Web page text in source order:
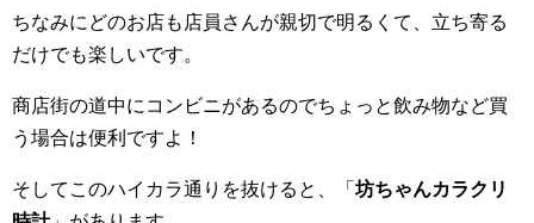
ちなみにどのお店も店員さんが親切で明るくて、立ち寄る
だけでも楽しいです。
商店街の道中にコンビニがあるのでちょっと飲み物など買
う場合は便利ですよ！
そしてこのハイカラ通りを抜けると、「 坊ちゃんカラクリ